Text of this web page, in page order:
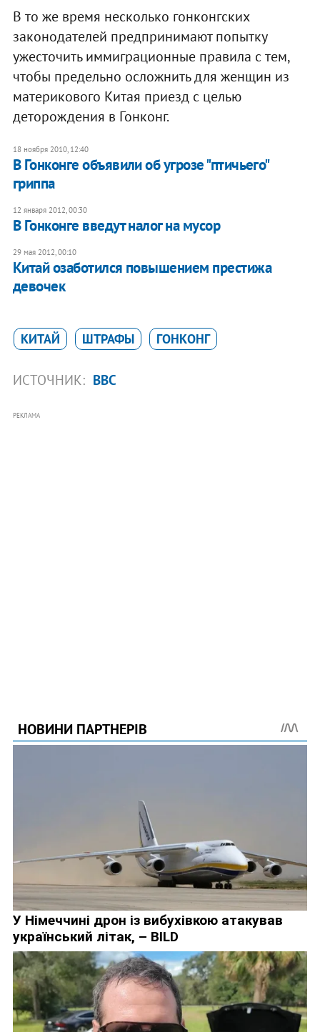
В то же время несколько гонконгских
законодателей предпринимают попытку
ужесточить иммиграционные правила с тем,
чтобы предельно осложнить для женщин из
материкового Китая приезд с целью
деторождения в Гонконг.
18 ноября 2010, 12:40
В Гонконге объявили об угрозе "птичьего"
гриппа
12 января 2012, 00:30
В Гонконге введут налог на мусор
29 мая 2012, 00:10
Китай озаботился повышением престижа
девочек
КИТАЙ ШТРАФЫ ГОНКОНГ
ИСТОЧНИК: BBC
РЕКЛАМА